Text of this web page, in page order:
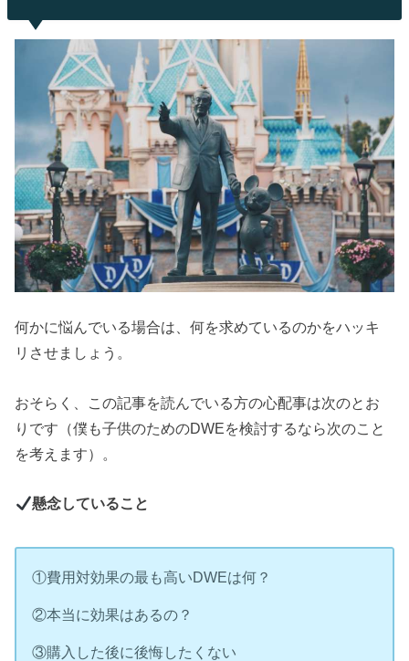
何かに悩んでいる場合は、何を求めているのかをハッキ
リさせましょう。
おそらく、この記事を読んでいる方の心配事は次のとお
りです（僕も子供のためのDWEを検討するなら次のこと
を考えます）。
懸念していること
①費用対効果の最も高いDWEは何？
②本当に効果はあるの？
③購入した後に後悔したくない